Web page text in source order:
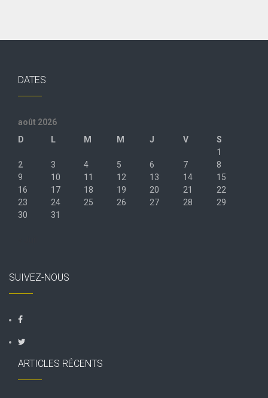
DATES
août 2026
D
L M M J V
S
1
2
3 4 5 6 7
8
9
10 11 12 13 14
15
16
17 18 19 20 21
22
23
24 25 26 27 28
29
30
31
SUIVEZ-NOUS
ARTICLES RÉCENTS